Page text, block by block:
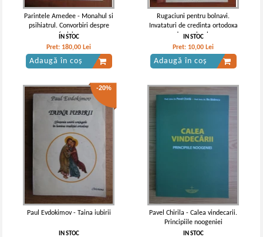
Parintele Amedee - Monahul si
psihiatrul. Convorbiri despre
fericire
IN STOC
Pret: 180,00 Lei
Adaugă în coș
Rugaciuni pentru bolnavi.
Invataturi de credinta ortodoxa
despre boala
IN STOC
Pret: 10,00 Lei
Adaugă în coș
-20%
Paul Evdokimov - Taina iubirii
IN STOC
Pavel Chirila - Calea vindecarii.
Principiile noogeniei
IN STOC